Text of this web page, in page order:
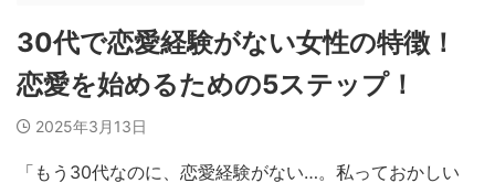
30代で恋愛経験がない女性の特徴！
恋愛を始めるための5ステップ！
2025年3月13日
「もう30代なのに、恋愛経験がない…。私っておかしい